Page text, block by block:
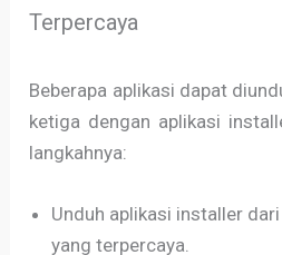
Terpercaya
Beberapa aplikasi dapat
ketiga dengan aplikasi
langkahnya:
Unduh aplikasi installer
yang terpercaya.